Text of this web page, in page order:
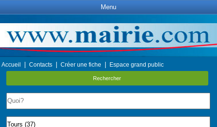
Menu
Accueil Contacts Créer une fiche Espace grand public
Rechercher